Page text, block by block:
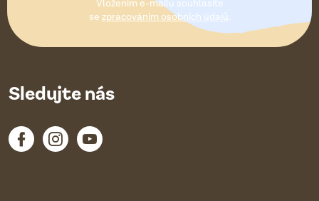
Vložením e-mailu souhlasíte
se zpracováním osobních údajů.
Sledujte nás